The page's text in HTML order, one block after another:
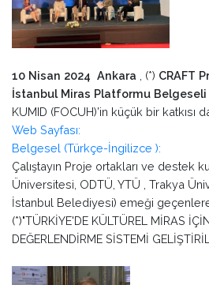
10 Nisan 2024 Ankara , (*) CRAFT
İstanbul Miras Platformu Belgeseli
KUMID (FOCUH)’in küçük bir katkısı
Web Sayfası:
Belgesel (Türkçe-İngilizce ):
Çalıştayın Proje ortakları ve destek
Üniversitesi, ODTÜ, YTÜ , Trakya
İstanbul Belediyesi) emeği
(*)"TÜRKİYE'DE KÜLTÜREL MİRAS
DEĞERLENDİRME SİSTEMİ